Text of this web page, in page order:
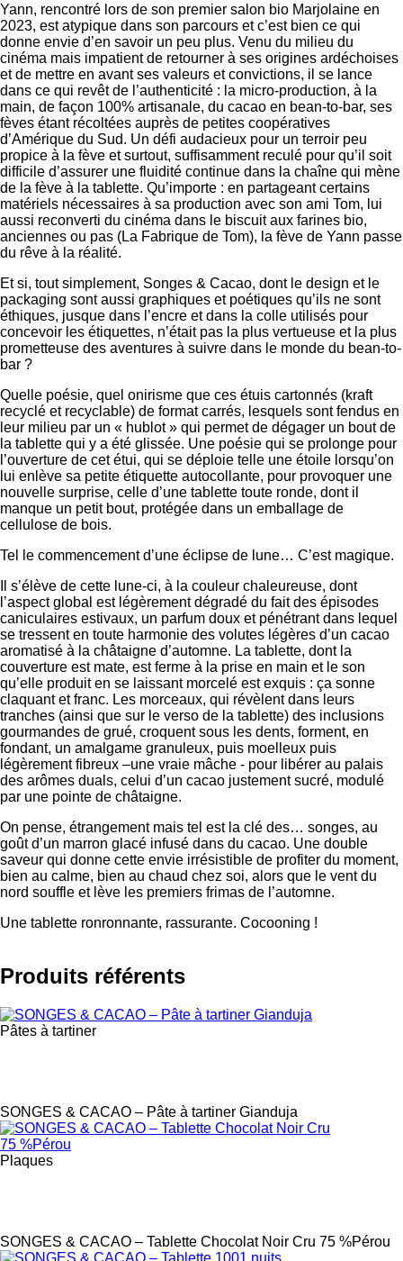
Yann, rencontré lors de son premier salon bio Marjolaine en
2023, est atypique dans son parcours et c’est bien ce qui
donne envie d’en savoir un peu plus. Venu du milieu du
cinéma mais impatient de retourner à ses origines ardéchoises
et de mettre en avant ses valeurs et convictions, il se lance
dans ce qui revêt de l’authenticité : la micro-production, à la
main, de façon 100% artisanale, du cacao en bean-to-bar, ses
fèves étant récoltées auprès de petites coopératives
d’Amérique du Sud. Un défi audacieux pour un terroir peu
propice à la fève et surtout, suffisamment reculé pour qu’il soit
difficile d’assurer une fluidité continue dans la chaîne qui mène
de la fève à la tablette. Qu’importe : en partageant certains
matériels nécessaires à sa production avec son ami Tom, lui
aussi reconverti du cinéma dans le biscuit aux farines bio,
anciennes ou pas (La Fabrique de Tom), la fève de Yann passe
du rêve à la réalité.
Et si, tout simplement, Songes & Cacao, dont le design et le
packaging sont aussi graphiques et poétiques qu’ils ne sont
éthiques, jusque dans l’encre et dans la colle utilisés pour
concevoir les étiquettes, n’était pas la plus vertueuse et la plus
prometteuse des aventures à suivre dans le monde du bean-to-
bar ?
Quelle poésie, quel onirisme que ces étuis cartonnés (kraft
recyclé et recyclable) de format carrés, lesquels sont fendus en
leur milieu par un « hublot » qui permet de dégager un bout de
la tablette qui y a été glissée. Une poésie qui se prolonge pour
l’ouverture de cet étui, qui se déploie telle une étoile lorsqu’on
lui enlève sa petite étiquette autocollante, pour provoquer une
nouvelle surprise, celle d’une tablette toute ronde, dont il
manque un petit bout, protégée dans un emballage de
cellulose de bois.
Tel le commencement d’une éclipse de lune… C’est magique.
Il s’élève de cette lune-ci, à la couleur chaleureuse, dont
l’aspect global est légèrement dégradé du fait des épisodes
caniculaires estivaux, un parfum doux et pénétrant dans lequel
se tressent en toute harmonie des volutes légères d’un cacao
aromatisé à la châtaigne d’automne. La tablette, dont la
couverture est mate, est ferme à la prise en main et le son
qu’elle produit en se laissant morcelé est exquis : ça sonne
claquant et franc. Les morceaux, qui révèlent dans leurs
tranches (ainsi que sur le verso de la tablette) des inclusions
gourmandes de grué, croquent sous les dents, forment, en
fondant, un amalgame granuleux, puis moelleux puis
légèrement fibreux –une vraie mâche - pour libérer au palais
des arômes duals, celui d’un cacao justement sucré, modulé
par une pointe de châtaigne.
On pense, étrangement mais tel est la clé des… songes, au
goût d’un marron glacé infusé dans du cacao. Une double
saveur qui donne cette envie irrésistible de profiter du moment,
bien au calme, bien au chaud chez soi, alors que le vent du
nord souffle et lève les premiers frimas de l’automne.
Une tablette ronronnante, rassurante. Cocooning !
Produits référents
Pâtes à tartiner
SONGES & CACAO – Pâte à tartiner Gianduja
Plaques
SONGES & CACAO – Tablette Chocolat Noir Cru 75 %Pérou